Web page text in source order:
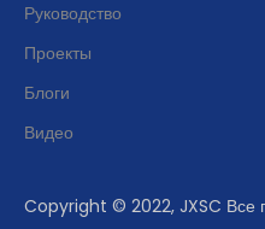
Руководство
Проекты
Блоги
Видео
Copyright © 2022, JXSC Все